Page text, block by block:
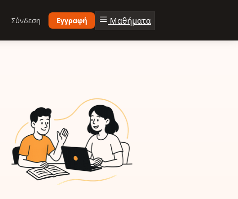
Σύνδεση Εγγραφή Μαθήματα